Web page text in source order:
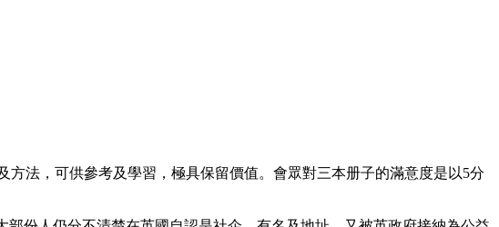
法，可供參考及學習，極具保留價值。會眾對三本册子的滿意度是以5分